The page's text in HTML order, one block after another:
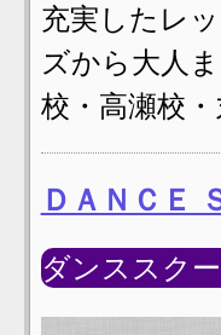
充実したレ
ズから大人
校・高瀬校
ＤＡＮＣＥ
ダンススク